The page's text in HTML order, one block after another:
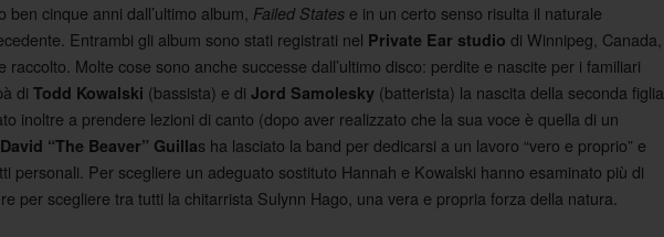
cinque anni dall’ultimo album, Failed States e in un certo senso risulta il naturale
Entrambi gli album sono stati registrati nel Private Ear studio di Winnipeg, Canada,
raccolto. Molte cose sono anche successe dall’ultimo disco: perdite e nascite per i familiari
di Todd Kowalski (bassista) e di Jord Samolesky (batterista) la nascita della seconda figlia
inoltre a prendere lezioni di canto (dopo aver realizzato che la sua voce è quella di un
David “The Beaver” Guillas ha lasciato la band per dedicarsi a un lavoro “vero e proprio” e
personali. Per scegliere un adeguato sostituto Hannah e Kowalski hanno esaminato più di
per scegliere tra tutti la chitarrista Sulynn Hago, una vera e propria forza della natura.